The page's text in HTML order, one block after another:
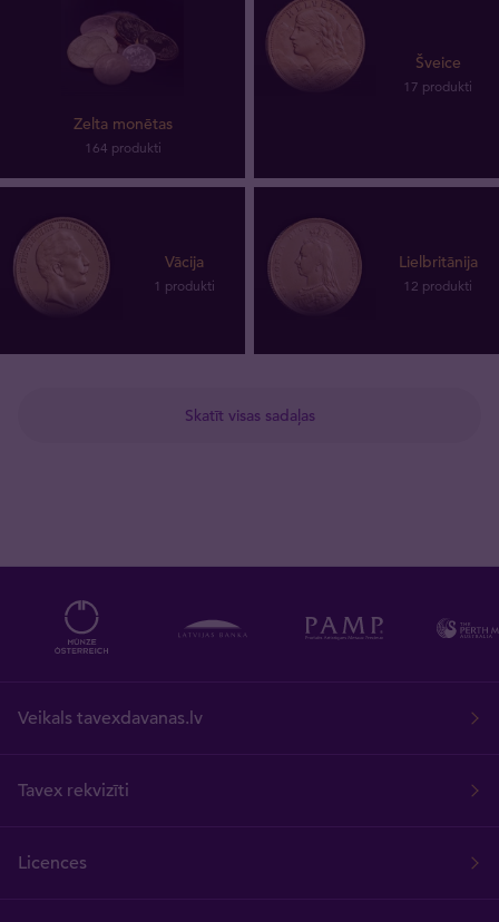
Skatīt visas sadaļas
Zelta monētas
164 produkti
Šveice
17 produkti
Vācija
1 produkti
Lielbritānija
12 produkti
Veikals tavexdavanas.lv
Tavex rekvizīti
Licences